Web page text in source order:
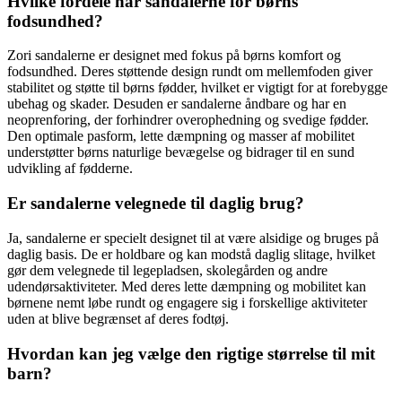
fodsundhed?
Zori sandalerne er designet med fokus på børns komfort og
fodsundhed. Deres støttende design rundt om mellemfoden giver
stabilitet og støtte til børns fødder, hvilket er vigtigt for at forebygge
ubehag og skader. Desuden er sandalerne åndbare og har en
neoprenforing, der forhindrer overophedning og svedige fødder.
Den optimale pasform, lette dæmpning og masser af mobilitet
understøtter børns naturlige bevægelse og bidrager til en sund
udvikling af fødderne.
Er sandalerne velegnede til daglig brug?
Ja, sandalerne er specielt designet til at være alsidige og bruges på
daglig basis. De er holdbare og kan modstå daglig slitage, hvilket
gør dem velegnede til legepladsen, skolegården og andre
udendørsaktiviteter. Med deres lette dæmpning og mobilitet kan
børnene nemt løbe rundt og engagere sig i forskellige aktiviteter
uden at blive begrænset af deres fodtøj.
Hvordan kan jeg vælge den rigtige størrelse til mit
barn?